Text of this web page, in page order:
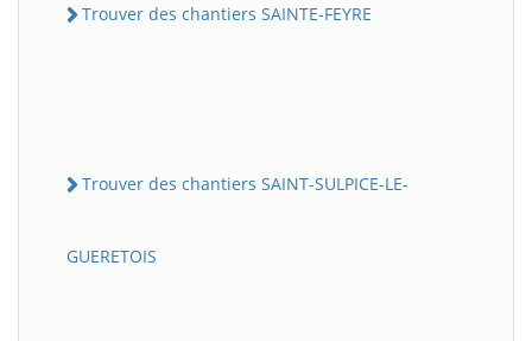
Trouver des chantiers SAINTE-FEYRE
Trouver des chantiers SAINT-SULPICE-LE-
GUERETOIS